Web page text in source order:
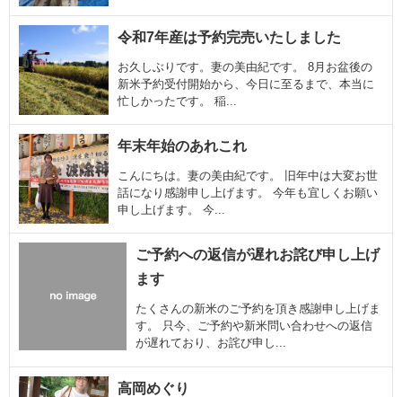
令和7年産は予約完売いたしました
お久しぶりです。妻の美由紀です。 8月お盆後の
新米予約受付開始から、今日に至るまで、本当に
忙しかったです。 稲...
年末年始のあれこれ
こんにちは。妻の美由紀です。 旧年中は大変お世
話になり感謝申し上げます。 今年も宜しくお願い
申し上げます。 今...
ご予約への返信が遅れお詫び申し上げ
ます
たくさんの新米のご予約を頂き感謝申し上げま
す。 只今、ご予約や新米問い合わせへの返信
が遅れており、お詫び申し...
高岡めぐり